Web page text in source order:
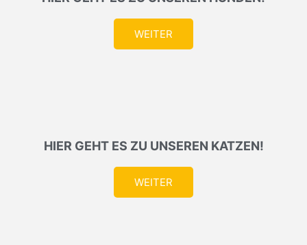
WEITER
HIER GEHT ES ZU UNSEREN KATZEN!
WEITER